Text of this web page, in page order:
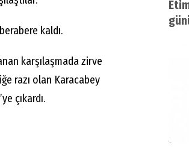
kaldı.
karşılaşmada zirve
razı olan Karacabey
çıkardı.